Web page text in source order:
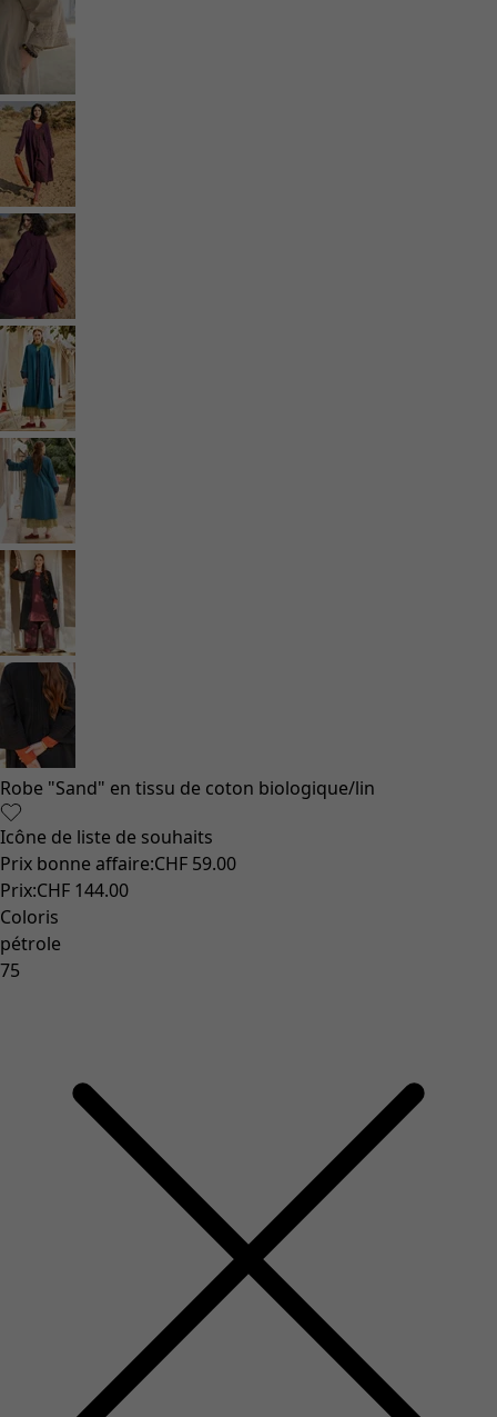
Robe "Sand" en tissu de coton biologique/lin
Icône de liste de souhaits
Prix bonne affaire:CHF 59.00
Prix:CHF 144.00
Coloris
pétrole
75